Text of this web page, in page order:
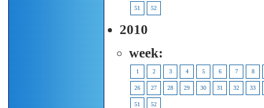
51 52
2010
week:
1 2 3 4 5 6 7 8
26 27 28 29 30 31 32 33
51 52